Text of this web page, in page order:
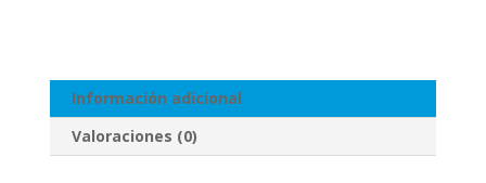
Información adicional
Valoraciones (0)